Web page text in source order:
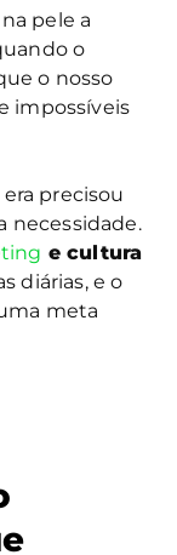
pele a
o
o nosso
impossíveis
precisou
necessidade.
e cultura
diárias, e o
meta